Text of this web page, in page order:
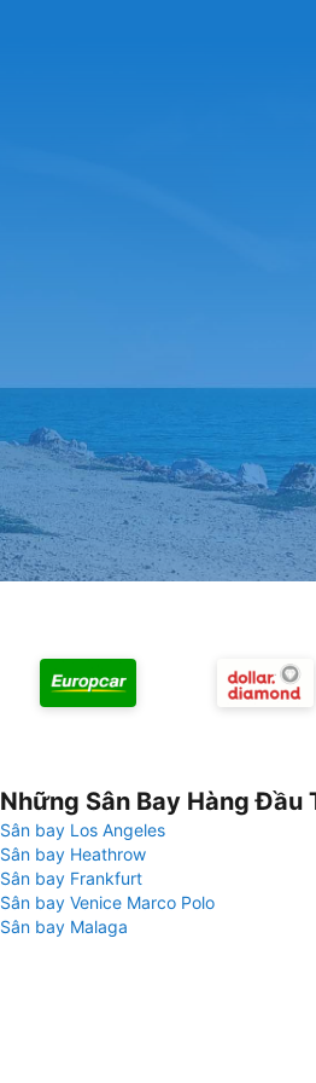
Những Sân Bay Hàng Đầu
Sân bay Los Angeles
Sân bay Heathrow
Sân bay Frankfurt
Sân bay Venice Marco Polo
Sân bay Malaga